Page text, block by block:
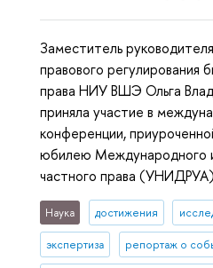
Заместитель
правового регулирования
права НИУ ВШЭ Ольга
приняла участие в
конференции,
юбилею Международного
частного права
Наука достижения
экспертиза репортаж о